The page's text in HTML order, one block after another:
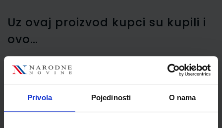
Privola Pojedinosti O nama
Uz ovaj proizvod kupci su kupili i
ovo…
Bojice drvene Spree, 12/1 u